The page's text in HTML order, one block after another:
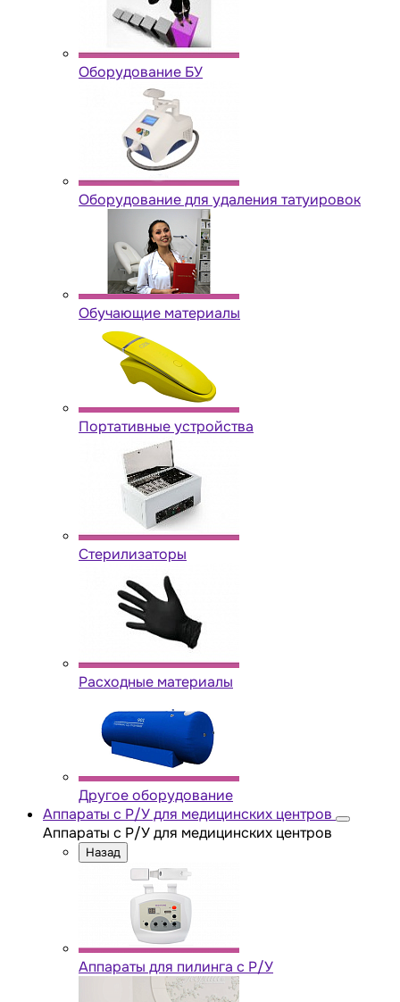
Оборудование БУ
Оборудование для удаления татуировок
Обучающие материалы
Портативные устройства
Стерилизаторы
Расходные материалы
Другое оборудование
Аппараты с Р/У для медицинских центров
Аппараты с Р/У для медицинских центров
Назад
Аппараты для пилинга с Р/У